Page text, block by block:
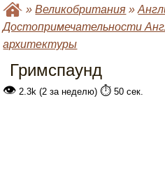
»Великобритания »
Достопримечательности
архитектуры
Гримспаунд
👁 2.3k (2 за неделю) ⏱️ 50 сек.